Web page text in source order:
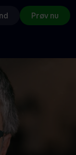
Prøv nu